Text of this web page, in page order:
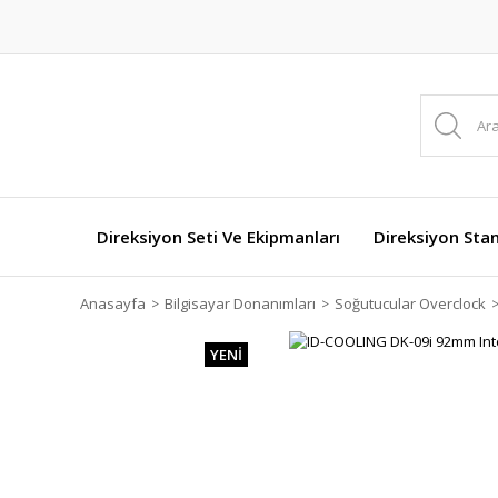
Direksiyon Seti Ve Ekipmanları Direksiyon
Anasayfa Bilgisayar Donanımları Soğutucular Overclock
YENİ